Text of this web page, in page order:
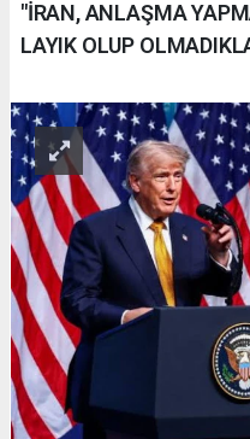
"İRAN, ANLAŞMA
LAYIK OLUP